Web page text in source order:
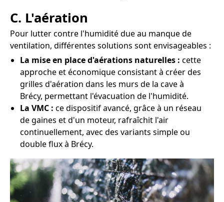
C. L'aération
Pour lutter contre l'humidité due au manque de
ventilation, différentes solutions sont envisageables :
La mise en place d'aérations naturelles : cette
approche et économique consistant à créer des
grilles d'aération dans les murs de la cave à
Brécy, permettant l'évacuation de l'humidité.
La VMC : ce dispositif avancé, grâce à un réseau
de gaines et d'un moteur, rafraîchit l'air
continuellement, avec des variants simple ou
double flux à Brécy.